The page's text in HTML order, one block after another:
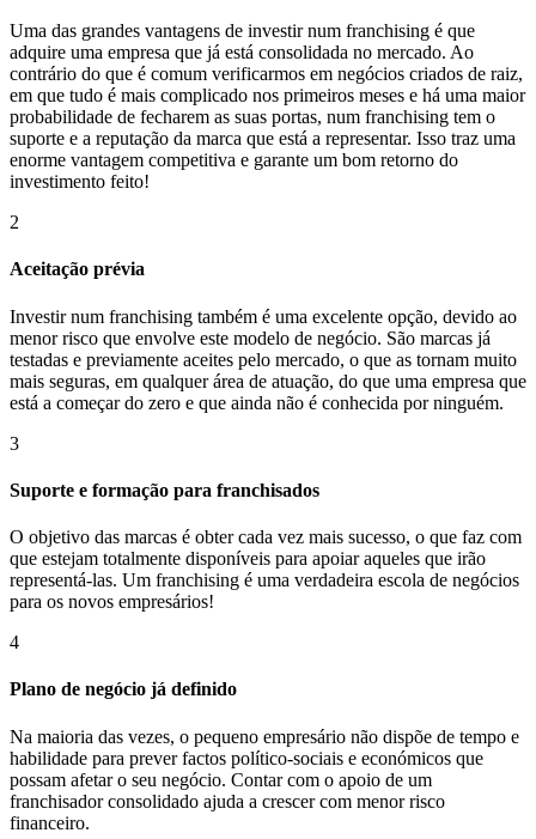
Uma das grandes vantagens de investir num franchising é que
adquire uma empresa que já está consolidada no mercado. Ao
contrário do que é comum verificarmos em negócios criados de raiz,
em que tudo é mais complicado nos primeiros meses e há uma maior
probabilidade de fecharem as suas portas, num franchising tem o
suporte e a reputação da marca que está a representar. Isso traz uma
enorme vantagem competitiva e garante um bom retorno do
investimento feito!
2
Aceitação prévia
Investir num franchising também é uma excelente opção, devido ao
menor risco que envolve este modelo de negócio. São marcas já
testadas e previamente aceites pelo mercado, o que as tornam muito
mais seguras, em qualquer área de atuação, do que uma empresa que
está a começar do zero e que ainda não é conhecida por ninguém.
3
Suporte e formação para franchisados
O objetivo das marcas é obter cada vez mais sucesso, o que faz com
que estejam totalmente disponíveis para apoiar aqueles que irão
representá-las. Um franchising é uma verdadeira escola de negócios
para os novos empresários!
4
Plano de negócio já definido
Na maioria das vezes, o pequeno empresário não dispõe de tempo e
habilidade para prever factos político-sociais e económicos que
possam afetar o seu negócio. Contar com o apoio de um
franchisador consolidado ajuda a crescer com menor risco
financeiro.